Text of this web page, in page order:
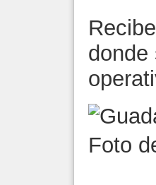
donde
Foto